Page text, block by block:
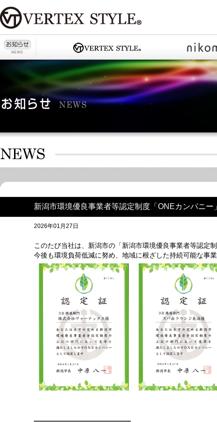
新潟市環境優良事業者等認定制度「ONEカンパニー
2026年01月27日
このたび当社は、新潟市の「新潟市環境優良事業者等認定
今後も環境負荷低減に努め、地域に根ざした持続可能な事